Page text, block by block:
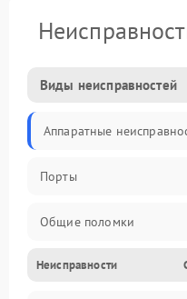
Виды неисправностей
Аппаратные
Порты
Общие поломки
Устройства
Неисправности